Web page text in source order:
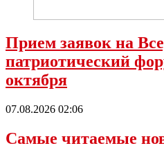
Прием заявок на
патриотический
октября
07.08.2026 02:06
Самые читаемые